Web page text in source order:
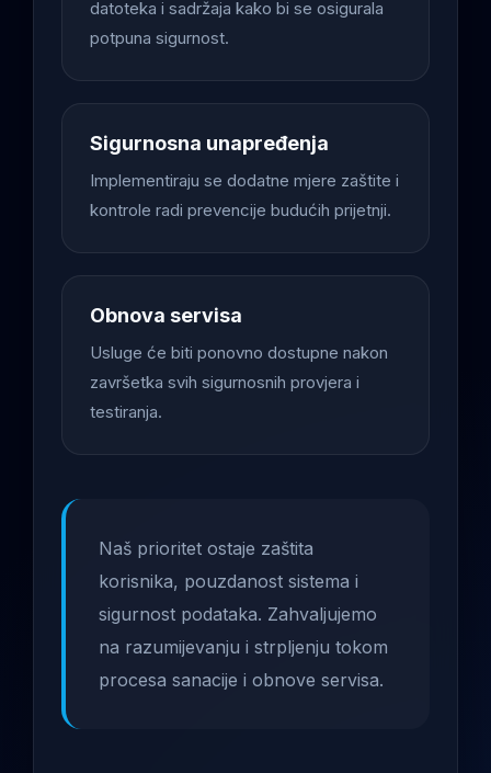
datoteka i sadržaja kako bi se osigurala
potpuna sigurnost.
Sigurnosna unapređenja
Implementiraju se dodatne mjere zaštite i
kontrole radi prevencije budućih prijetnji.
Obnova servisa
Usluge će biti ponovno dostupne nakon
završetka svih sigurnosnih provjera i
testiranja.
Naš prioritet ostaje zaštita
korisnika, pouzdanost sistema i
sigurnost podataka. Zahvaljujemo
na razumijevanju i strpljenju tokom
procesa sanacije i obnove servisa.